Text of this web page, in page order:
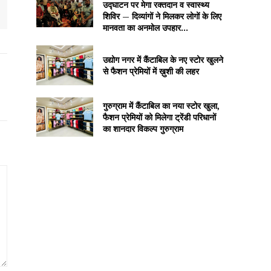
उद्घाटन पर मेगा रक्तदान व स्वास्थ्य
शिविर — दिव्यांगों ने मिलकर लोगों के लिए
मानवता का अनमोल उपहार...
उद्योग नगर में कैंटाबिल के नए स्टोर खुलने
से फैशन प्रेमियों में ख़ुशी की लहर
गुरुग्राम में कैंटाबिल का नया स्टोर खुला,
फैशन प्रेमियों को मिलेगा ट्रेंडी परिधानों
का शानदार विकल्प गुरुग्राम